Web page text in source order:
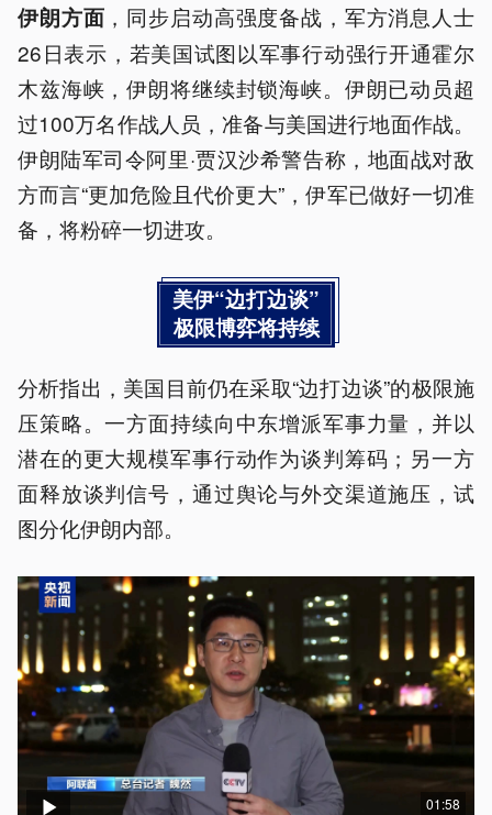
伊朗方面 ，同步启动高强度备战，军方消息人士
26日表示，若美国试图以军事行动强行开通霍尔
木兹海峡，伊朗将继续封锁海峡。伊朗已动员超
过100万名作战人员，准备与美国进行地面作战。
伊朗陆军司令阿里·贾汉沙希警告称，地面战对敌
方而言“更加危险且代价更大”，伊军已做好一切准
备，将粉碎一切进攻。
美伊“边打边谈”
极限博弈将持续
分析指出，美国目前仍在采取“边打边谈”的极限施
压策略。一方面持续向中东增派军事力量，并以
潜在的更大规模军事行动作为谈判筹码；另一方
面释放谈判信号，通过舆论与外交渠道施压，试
图分化伊朗内部。
01:58